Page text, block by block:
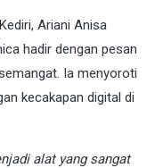
Ariani Anisa
hadir dengan pesan
Ia menyoroti
kecakapan digital di
alat yang sangat